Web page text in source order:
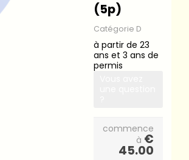
(5p)
Catégorie D
à partir de 23
ans et 3 ans de
permis
commence
à €
45.00